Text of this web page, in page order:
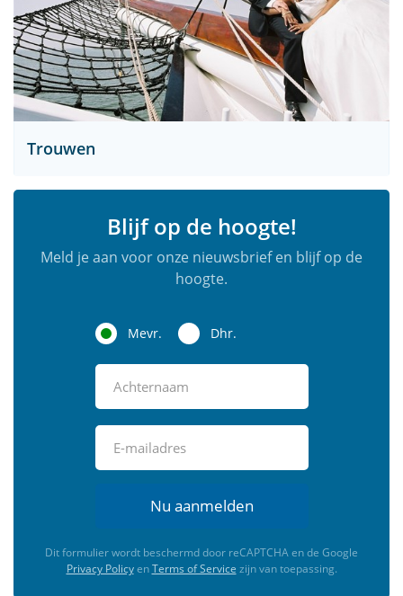
Trouwen
Blijf op de hoogte!
Meld je aan voor onze nieuwsbrief en blijf op de
hoogte.
Mevr. Dhr.
Nu aanmelden
Dit formulier wordt beschermd door reCAPTCHA en de Google
Privacy PolicyenTerms of Service zijn van toepassing.